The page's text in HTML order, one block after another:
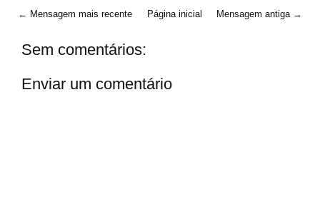
← Mensagem mais recente Mensagem antiga →
Página inicial
Sem comentários:
Enviar um comentário